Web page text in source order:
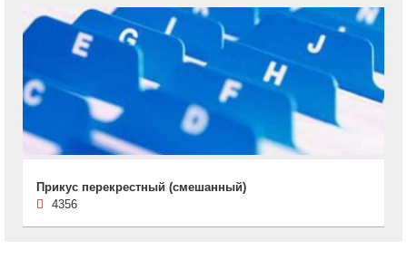
Прикус перекрестный (смешанный)
4356